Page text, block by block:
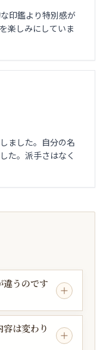
印鑑より特別感が
楽しみにしていま
ました。自分の名
た。派手さはなく
違うのです
は変わり